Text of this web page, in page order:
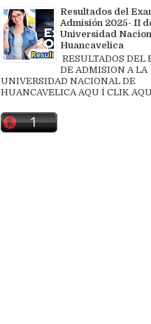
Resultados del
Admisión 2025- II
Universidad
Huancavelica
RESULTADOS DEL
DE ADMISION A LA
UNIVERSIDAD NACIONAL DE
HUANCAVELICA AQU Í CLIK